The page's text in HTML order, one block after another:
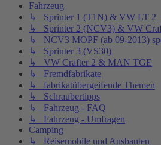
Fahrzeug
↳ Sprinter 1 (T1N) & VW LT 2
↳ Sprinter 2 (NCV3) & VW
↳ NCV3 MOPF (ab 09-2013)
↳ Sprinter 3 (VS30)
↳ VW Crafter 2 & MAN TGE
↳ Fremdfabrikate
↳ fabrikatübergeifende Themen
↳ Schraubertipps
↳ Fahrzeug - FAQ
↳ Fahrzeug - Umfragen
Camping
↳ Reisemobile und Ausbauten